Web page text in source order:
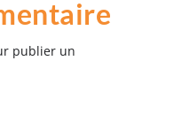
publier un